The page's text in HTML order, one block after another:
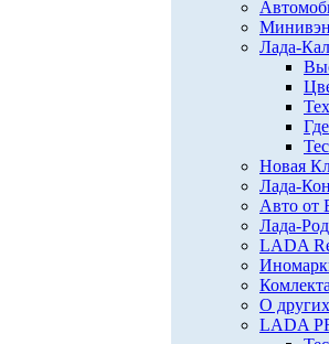
Лада-
Новая
Лада-
Авто от
Лада-
LADA
О
LADA